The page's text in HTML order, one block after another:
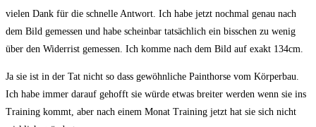
vielen Dank für die schnelle Antwort. Ich habe jetzt nochmal genau nach
dem Bild gemessen und habe scheinbar tatsächlich ein bisschen zu wenig
über den Widerrist gemessen. Ich komme nach dem Bild auf exakt 134cm.
Ja sie ist in der Tat nicht so dass gewöhnliche Painthorse vom Körperbau.
Ich habe immer darauf gehofft sie würde etwas breiter werden wenn sie ins
Training kommt, aber nach einem Monat Training jetzt hat sie sich nicht